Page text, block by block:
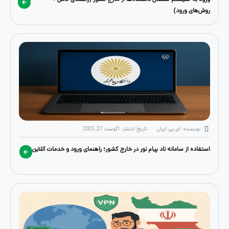
ای پی ایران تاریخ انتشار: آگوست 27, 2025
سامانه ناد پیام نور در خارج کشور؛ راهنمای ورود و خدمات آنلاین